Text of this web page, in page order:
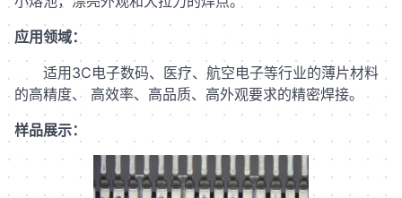
应用领域：
适用3C电子数码、医疗、航空电子等行业的薄片材料
的高精度、 高效率、高品质、高外观要求的精密焊接。
样品展示：